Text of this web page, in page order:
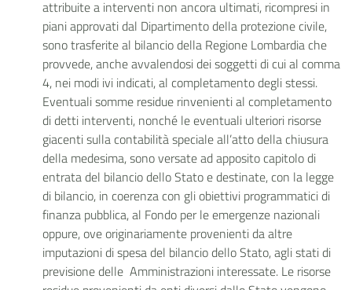
attribuite a interventi non ancora ultimati, ricompresi in
piani approvati dal Dipartimento della protezione civile,
sono trasferite al bilancio della Regione Lombardia che
provvede, anche avvalendosi dei soggetti di cui al comma
4, nei modi ivi indicati, al completamento degli stessi.
Eventuali somme residue rinvenienti al completamento
di detti interventi, nonché le eventuali ulteriori risorse
giacenti sulla contabilità speciale all’atto della chiusura
della medesima, sono versate ad apposito capitolo di
entrata del bilancio dello Stato e destinate, con la legge
di bilancio, in coerenza con gli obiettivi programmatici di
finanza pubblica, al Fondo per le emergenze nazionali
oppure, ove originariamente provenienti da altre
imputazioni di spesa del bilancio dello Stato, agli stati di
previsione delle Amministrazioni interessate. Le risorse